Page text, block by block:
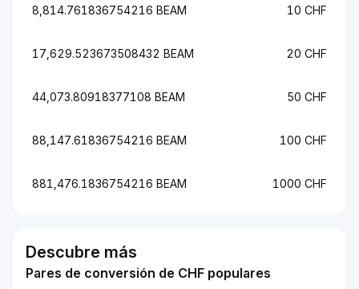
8,814.761836754216 BEAM 10 CHF
17,629.523673508432 BEAM 20 CHF
44,073.80918377108 BEAM 50 CHF
88,147.61836754216 BEAM 100 CHF
881,476.1836754216 BEAM 1000 CHF
Descubre más
Pares de conversión de CHF populares